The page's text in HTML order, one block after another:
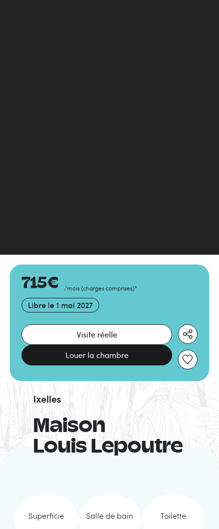
715€ /mois (charges comprises)*
Libre le 1 mai 2027
Visite réelle
Louer la chambre
Maison
Louis Lepoutre
Ixelles
Superficie Salle de bain Toilette